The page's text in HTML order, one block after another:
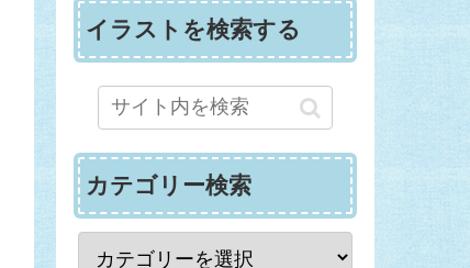
イラストを検索する
カテゴリー検索